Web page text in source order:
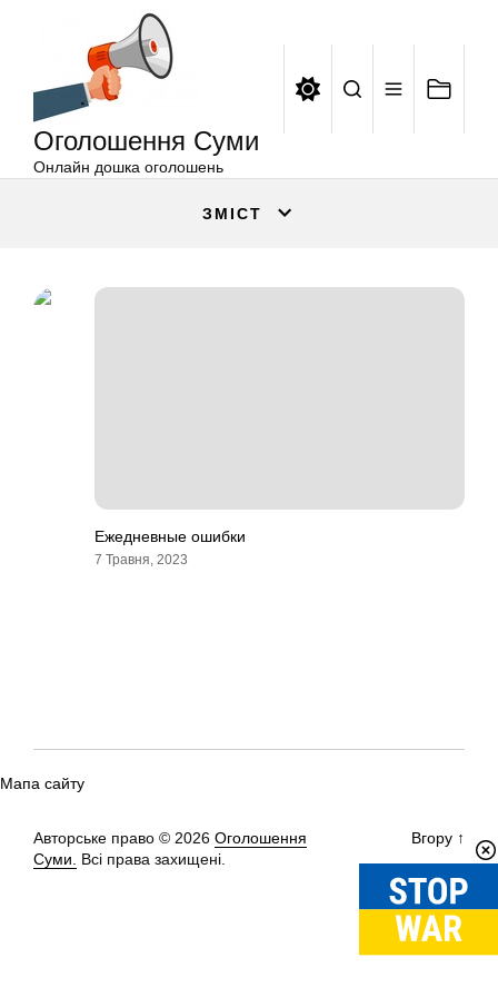
Оголошення Суми
Онлайн дошка оголошень
ЗМІСТ
Ежедневные ошибки
7 Травня, 2023
Мапа сайту
Авторське право © 2026 Оголошення
Суми.
Всі права захищені.
Вгору ↑